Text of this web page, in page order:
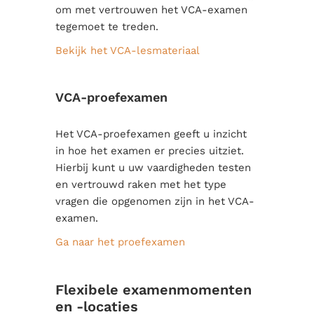
om met vertrouwen het VCA-examen
tegemoet te treden.
Bekijk het VCA-lesmateriaal
VCA-proefexamen
Het VCA-proefexamen geeft u inzicht
in hoe het examen er precies uitziet.
Hierbij kunt u uw vaardigheden testen
en vertrouwd raken met het type
vragen die opgenomen zijn in het VCA-
examen.
Ga naar het proefexamen
Flexibele examenmomenten
en -locaties